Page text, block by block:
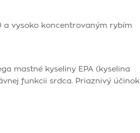
a vysoko koncentrovaným rybím
mastné kyseliny EPA (kyselina
funkcii srdca. Priaznivý účinok